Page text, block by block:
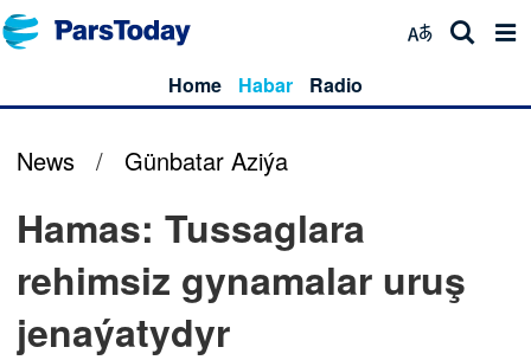
Home Habar Radio
News / Günbatar Aziýa
Hamas: Tussaglara
rehimsiz gynamalar uruş
jenaýatydyr